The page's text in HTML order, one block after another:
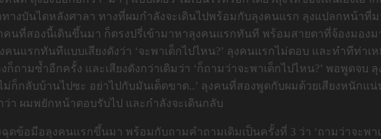
งบันไดหลังศาลา ทางที่ผมกำลังจะเดินไปพร้อมกับลุงคนแรก ลุงแปลกหน้าที่ม
นที่สองนี้เดินขึ้นมา ก็ตรงปรี่เข้ามาหาลุงคนแรกทันที พร้อมสายตาที่จ้องมอง
นแรกทันทีแบบเสียงดังว่า ‘จะพาเด็กไปไหน?’ ลุงคนแรกไม่ตอบ และทำทีท่
ถามซ้ำอีกครั้ง และเสียงดังกว่าเดิมว่า ‘ก็ถามว่าจะพาเด็กไปไหน?’ พอพูด
ก็กลับบ้านไปซะ อย่าไปกับมันเด็ดขาด..’ ลุงคนที่สองพูดกับผมด้วยเสียงหนักแ
า ผมพยักหน้าตอบรับไป และกำลังจะเดินกลับ
ดข้อมือลุงคนแรกขึ้นมา พร้อมกับถามคำถามเดิมเป็นครั้งที่ 3 ว่า ‘ถามว่าจะพ